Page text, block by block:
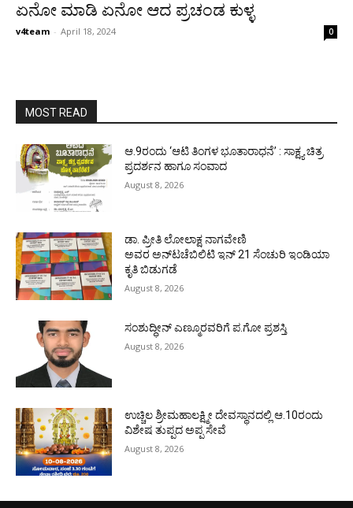
ಏನೋ ಮಾಡಿ ಏನೋ ಆದ ಪ್ರಚಂಡ ಕುಳ್ಳ
v4team - April 18, 2024 0
MOST READ
ಆ.9ರಂದು ‘ಆಟಿ ತಿಂಗಳ ಭೂತಾರಾಧನೆ’ : ಸಾಕ್ಷ್ಯ ಚಿತ್ರ
ಪ್ರದರ್ಶನ ಹಾಗೂ ಸಂವಾದ
August 8, 2026
ಡಾ. ಪ್ರೀತಿ ಲೋಲಾಕ್ಷ ನಾಗವೇಣಿ
ಅವರ ಅನ್‌ಟಚೆಬಿಲಿಟಿ ಇನ್ 21 ಸೆಂಚುರಿ ಇಂಡಿಯಾ
ಕೃತಿ ಬಿಡುಗಡೆ
August 8, 2026
ಸಂಶುದ್ಧೀನ್ ಎಣ್ಮೂರವರಿಗೆ ಪ.ಗೋ ಪ್ರಶಸ್ತಿ
August 8, 2026
ಉಚ್ಚಿಲ ಶ್ರೀಮಹಾಲಕ್ಷ್ಮೀ ದೇವಸ್ಥಾನದಲ್ಲಿ ಆ.10ರಂದು
ವಿಶೇಷ ತುಪ್ಪದ ಅಪ್ಪ ಸೇವೆ
August 8, 2026